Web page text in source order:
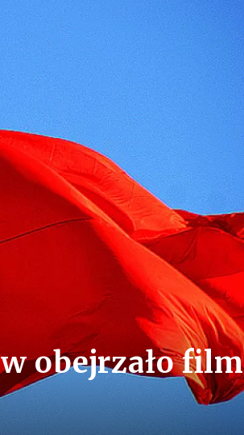
obejrzało film